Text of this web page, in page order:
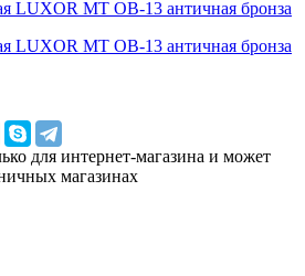
для интернет-магазина и может
магазинах